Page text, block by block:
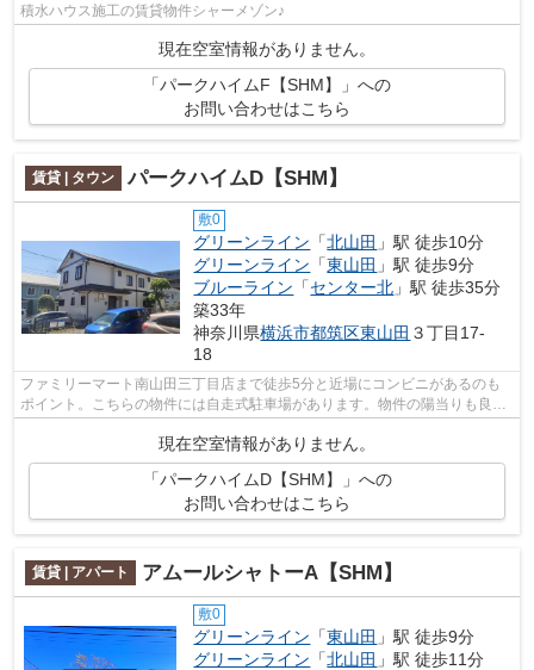
積水ハウス施工の賃貸物件シャーメゾン♪
現在空室情報がありません。
「パークハイムF【SHM】」への
お問い合わせはこちら
賃貸 | タウン パークハイムD【SHM】
敷0
グリーンライン 「北山田 」駅 徒歩10分
グリーンライン 「東山田 」駅 徒歩9分
ブルーライン 「センター北 」駅 徒歩35分
築33年
神奈川県横浜市都筑区東山田 ３丁目17-
18
ファミリーマート南山田三丁目店まで徒歩5分と近場にコンビニがあるのも
ポイント。こちらの物件には自走式駐車場があります。物件の陽当りも良
現在空室情報がありません。
「パークハイムD【SHM】」への
お問い合わせはこちら
賃貸 | アパート アムールシャトーA【SHM】
敷0
グリーンライン 「東山田 」駅 徒歩9分
グリーンライン 「北山田 」駅 徒歩11分